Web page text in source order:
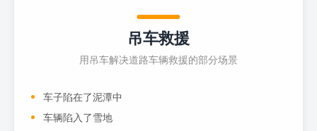
吊车救援
用吊车解决道路车辆救援的部分场景
车子陷在了泥潭中
车辆陷入了雪地